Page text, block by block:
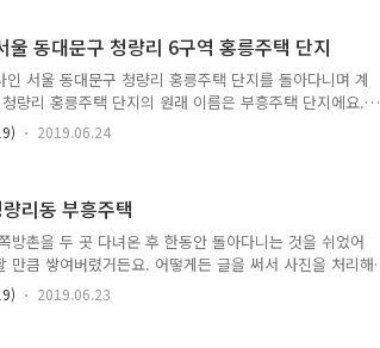
파트 1236가구로 건설 계획중이에요. 기존 건축물 682동
고 653동이 철거 후 신축 예정이에요. 청량리 6구역은
설립추진위가 승인되었어요. 2008년..
울 동대문구 청량리 6구역 홍릉주택 단지
인 서울 동대문구 청량리 홍릉주택 단지를 돌아다니며 계
량리 홍릉주택 단지의 원래 이름은 부흥주택 단지에요.
옆쪽에 홍릉이 있기 때문에 홍릉주택이라고 많이 부르는
구 청량리는 일제강점기 시절부터 사람들이 많이 몰려 살
서울 동북권 교통의 요지이자 주요 상권으로 부상하면서
이 거주하게 되었어요. 한국전쟁 이후, 서울은 극심한 주
으로 인해 서울에 있던 수많은 가옥이 파괴되었어요. 북쪽
2019.06.24
리동 부흥주택
방촌을 두 곳 다녀온 후 한동안 돌아다니는 것을 쉬었어
만큼 쌓여버렸거든요. 어떻게든 글을 써서 사진을 처리해
히 글을 쓰며 그동안 쌓여 있던 사진을 하나 둘 처리해나
. '동대문구에 다른 달동네 없나?' 서울 동대문구는 서울에
2019.06.23